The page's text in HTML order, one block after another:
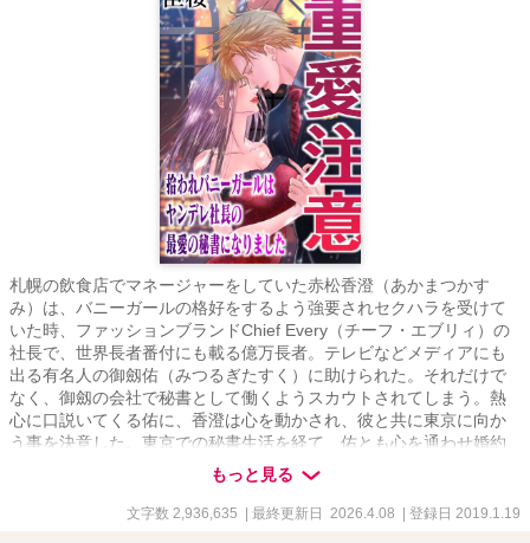
札幌の飲食店でマネージャーをしていた赤松香澄（あかまつかす
み）は、バニーガールの格好をするよう強要されセクハラを受けて
いた時、ファッションブランドChief Every（チーフ・エブリィ）の
社長で、世界長者番付にも載る億万長者。テレビなどメディアにも
出る有名人の御劔佑（みつるぎたすく）に助けられた。それだけで
なく、御劔の会社で秘書として働くようスカウトされてしまう。熱
心に口説いてくる佑に、香澄は心を動かされ、彼と共に東京に向か
う事を決意した。東京での秘書生活を経て、佑とも心を通わせ婚約
し、お互いの両親とも挨拶をする。いざ彼の母方の実家であるドイ
ツに向かうとそこで香澄に災いが降りかかり――？ 佑の従兄であ
る奔放な双子・アロイスとクラウスにも振り回される日々。帰国し
もっと見る
文字数 2,936,635 | 最終更新日 2026.4.08 | 登録日 2019.1.19